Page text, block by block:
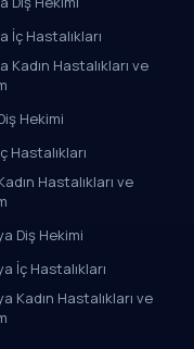
İç Hastalıkları
Kadın Hastalıkları ve
Hekimi
Hastalıkları
Hastalıkları ve
Diş Hekimi
İç Hastalıkları
Kadın Hastalıkları ve